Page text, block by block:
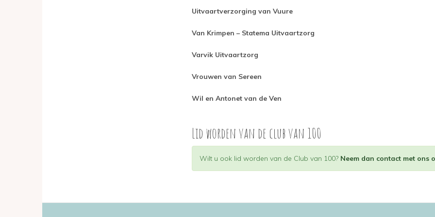
Uitvaartverzorging van Vuure
Van Krimpen – Statema Uitvaartzorg
Varvik Uitvaartzorg
Vrouwen van Sereen
Wil en Antonet van de Ven
Lid worden van de club van 100
Statusbericht
Wilt u ook lid worden van de Club van 100? Neem dan contact met ons